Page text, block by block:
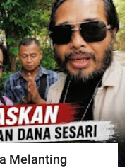
Melanting